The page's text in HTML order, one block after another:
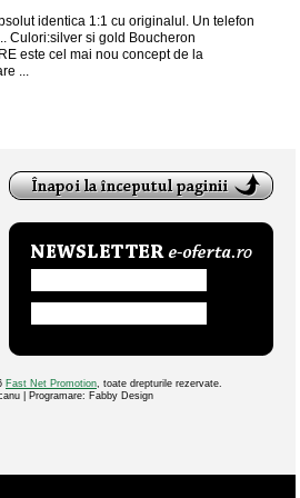
identica 1:1 cu originalul. Un telefon
Culori:silver si gold Boucheron
este cel mai nou concept de la
...
Fast Net Promotion, toate drepturile rezervate.
| Programare: Fabby Design